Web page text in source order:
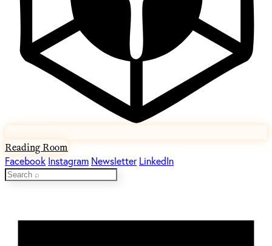
Reading Room
Facebook Instagram Newsletter LinkedIn